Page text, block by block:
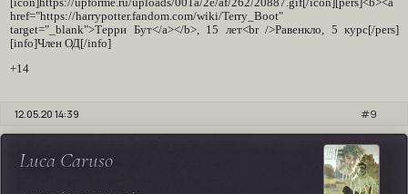
[icon]https://upforme.ru/uploads/001a/2e/af/262/20887.gif[/icon][pers]<b><a
href="https://harrypotter.fandom.com/wiki/Terry_Boot"
target="_blank">Терри Бут</a></b>, 15 лет<br />Равенкло, 5 курс[/pers]
[info]Член ОД[/info]
+14
9
12.05.20 14:39
Luca Caruso